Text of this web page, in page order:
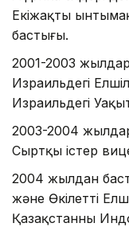
Екіжақты
бастығы.
2001-2003
Израильдегі
Израильдегі
2003-2004
Сыртқы істер
2004 жылдан
және Өкілетті
Қазақстанның